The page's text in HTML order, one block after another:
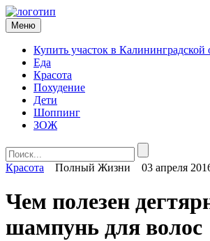
Меню
Купить участок в Калининградской
Еда
Красота
Похудение
Дети
Шоппинг
ЗОЖ
Красота Полный Жизни 03 апреля
Чем полезен
шампунь для волос